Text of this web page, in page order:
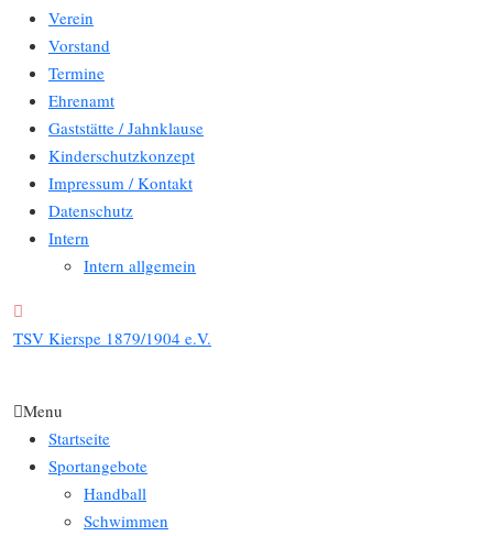
Verein
Vorstand
Termine
Ehrenamt
Gaststätte / Jahnklause
Kinderschutzkonzept
Impressum / Kontakt
Datenschutz
Intern
Intern allgemein
TSV Kierspe 1879/1904 e.V.
Menu
Startseite
Sportangebote
Handball
Schwimmen